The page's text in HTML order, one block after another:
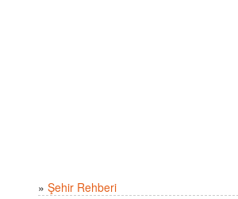
» Şehir Rehberi